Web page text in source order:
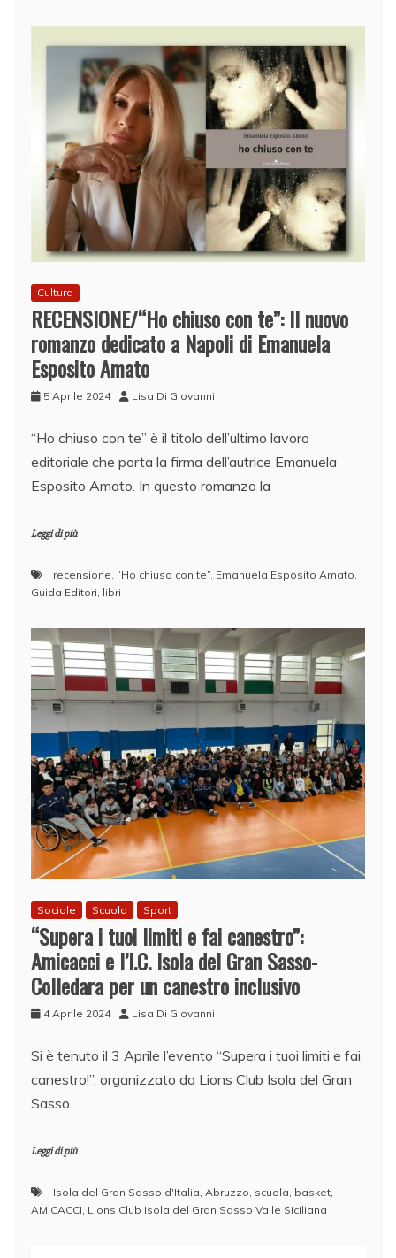
Cultura
RECENSIONE/“Ho chiuso con te”: Il nuovo
romanzo dedicato a Napoli di Emanuela
Esposito Amato
5 Aprile 2024 Lisa Di Giovanni
“Ho chiuso con te” è il titolo dell’ultimo lavoro
editoriale che porta la firma dell’autrice Emanuela
Esposito Amato. In questo romanzo la
Leggi di più
recensione, “Ho chiuso con te”, Emanuela Esposito Amato,
Guida Editori, libri
Sociale Scuola Sport
“Supera i tuoi limiti e fai canestro”:
Amicacci e l’I.C. Isola del Gran Sasso-
Colledara per un canestro inclusivo
4 Aprile 2024 Lisa Di Giovanni
Si è tenuto il 3 Aprile l’evento “Supera i tuoi limiti e fai
canestro!”, organizzato da Lions Club Isola del Gran
Sasso
Leggi di più
Isola del Gran Sasso d'Italia Abruzzo scuola basket
AMICACCI Lions Club Isola del Gran Sasso Valle Siciliana